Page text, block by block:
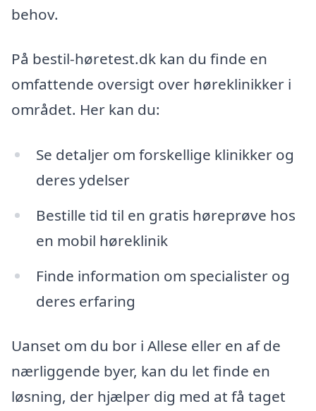
behov.
På bestil-høretest.dk kan du finde en
omfattende oversigt over høreklinikker i
området. Her kan du:
Se detaljer om forskellige klinikker og
deres ydelser
Bestille tid til en gratis høreprøve hos
en mobil høreklinik
Finde information om specialister og
deres erfaring
Uanset om du bor i Allese eller en af de
nærliggende byer, kan du let finde en
løsning, der hjælper dig med at få taget